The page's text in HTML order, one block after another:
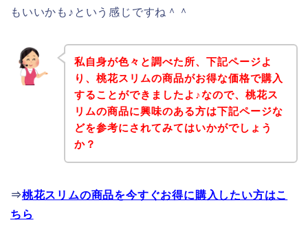
もいいかも♪という感じですね＾＾
私自身が色々と調べた所、下記ページよ
り、桃花スリムの商品がお得な価格で購入
することができましたよ♪なので、桃花ス
リムの商品に興味のある方は下記ページな
どを参考にされてみてはいかがでしょう
か？
⇒桃花スリムの商品を今すぐお得に購入したい方はこ
ちら